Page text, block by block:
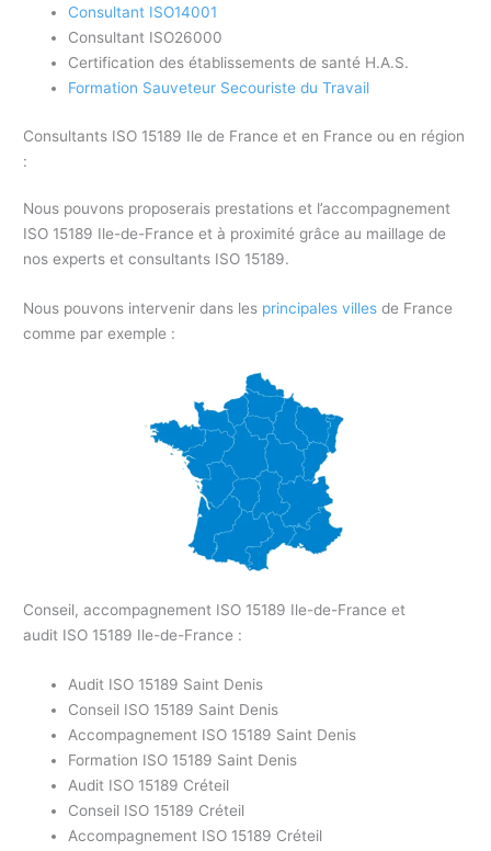
Consultant ISO14001
Consultant ISO26000
Certification des établissements de santé H.A.S.
Formation Sauveteur Secouriste du Travail
Consultants ISO 15189 Ile de France et en France ou en région
:
Nous pouvons proposerais prestations et l’accompagnement
ISO 15189 Ile-de-France et à proximité grâce au maillage de
nos experts et consultants ISO 15189.
Nous pouvons intervenir dans les principales villes de France
comme par exemple :
Conseil, accompagnement ISO 15189 Ile-de-France et
audit ISO 15189 Ile-de-France :
Audit ISO 15189 Saint Denis
Conseil ISO 15189 Saint Denis
Accompagnement ISO 15189 Saint Denis
Formation ISO 15189 Saint Denis
Audit ISO 15189 Créteil
Conseil ISO 15189 Créteil
Accompagnement ISO 15189 Créteil